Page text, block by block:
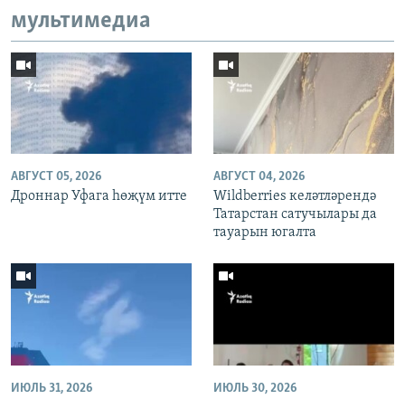
мультимедиа
АВГУСТ 05, 2026
Дроннар Уфага һөҗүм итте
АВГУСТ 04, 2026
Wildberries келәтләрендә
Татарстан сатучылары да
тауарын югалта
ИЮЛЬ 31, 2026 ИЮЛЬ 30, 2026